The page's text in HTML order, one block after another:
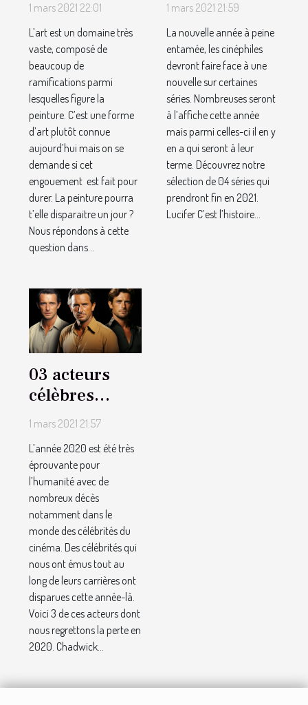
1 mars 2021 22:01
L’art est un domaine très
vaste, composé de
beaucoup de
ramifications parmi
lesquelles figure la
peinture. C’est une forme
d’art plutôt connue
aujourd’hui mais on se
demande si cet
engouement est fait pour
durer. La peinture pourra
t’elle disparaitre un jour ?
Nous répondons à cette
question dans...
1 mars 2021 21:59
La nouvelle année à peine
entamée, les cinéphiles
devront faire face à une
nouvelle sur certaines
séries. Nombreuses seront
à l’affiche cette année
mais parmi celles-ci il en y
en a qui seront à leur
terme. Découvrez notre
sélection de 04 séries qui
prendront fin en 2021.
Lucifer C’est l’histoire...
03 acteurs
célèbres
décédés en
1 mars 2021 21:57
L’année 2020 est été très
éprouvante pour
l’humanité avec de
nombreux décès
notamment dans le
monde des célébrités du
cinéma. Des célébrités qui
nous ont émus tout au
long de leurs carrières ont
disparues cette année-là.
Voici 3 de ces acteurs dont
nous regrettons la perte en
2020. Chadwick...